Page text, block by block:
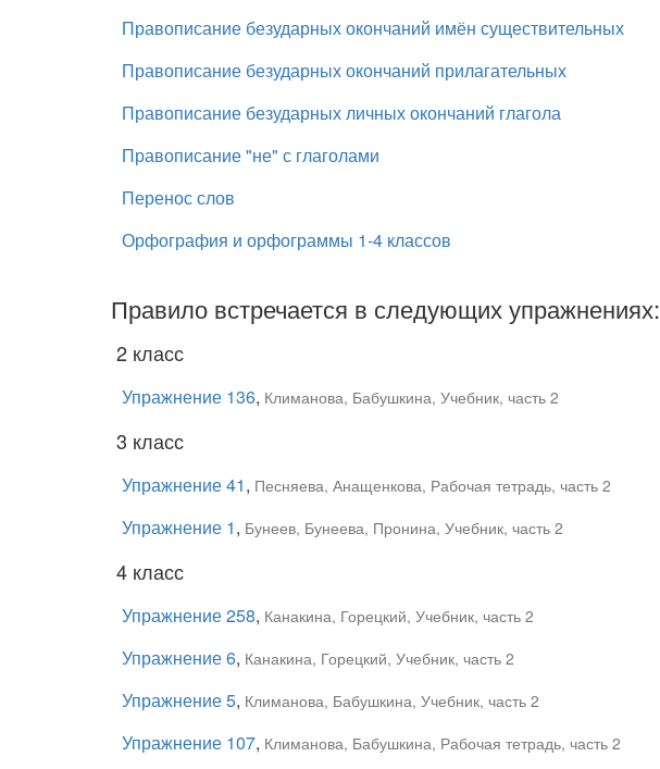
Правописание безударных окончаний имён существительных
Правописание безударных окончаний прилагательных
Правописание безударных личных окончаний глагола
Правописание "не" с глаголами
Перенос слов
Орфография и орфограммы 1-4 классов
Правило встречается в следующих упражнениях:
2 класс
Упражнение 136, Климанова, Бабушкина, Учебник, часть 2
3 класс
Упражнение 41, Песняева, Анащенкова, Рабочая тетрадь, часть 2
Упражнение 1, Бунеев, Бунеева, Пронина, Учебник, часть 2
4 класс
Упражнение 258, Канакина, Горецкий, Учебник, часть 2
Упражнение 6, Канакина, Горецкий, Учебник, часть 2
Упражнение 5, Климанова, Бабушкина, Учебник, часть 2
Упражнение 107, Климанова, Бабушкина, Рабочая тетрадь, часть 2